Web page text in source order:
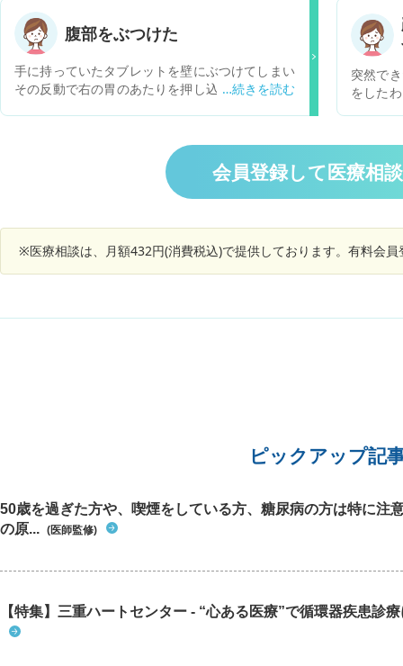
ありま
っとの
でしょ
腹部をぶつけた
手に持っていたタブレットを壁にぶつけてしまい
その反動で右の胃のあたりを押し込むような形で
な痛みはありますが、吐き気も血尿なども特にあ
りません 内臓破裂や腹部損傷など心配になり質問
させていただきましたが数日様子をみてからの受
診でも大丈夫でしょうか 腫れやアザなど外部から
突然で
をした
てきた
になり
しょう
会員登録して医療相
※医療相談は、月額432円(消費税込)で提供しております。有料会
ピックアップ記
50歳を過ぎた方や、喫煙をしている方、糖尿病の方は特に注
の原... (医師監修)
【特集】三重ハートセンター - “心ある医療”で循環器疾患診